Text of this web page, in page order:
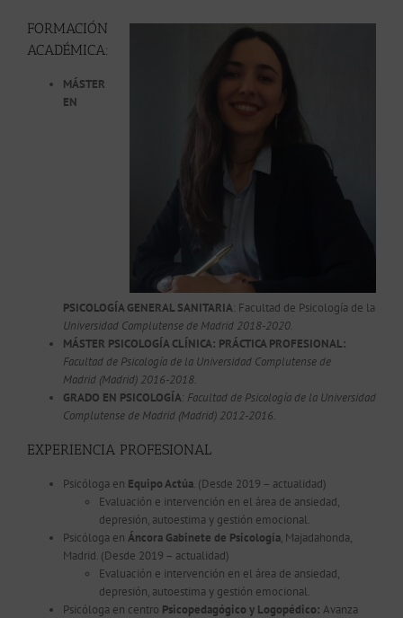
FORMACIÓN
ACADÉMICA:
MÁSTER
EN
PSICOLOGÍA GENERAL SANITARIA: Facultad de Psicología de la
Universidad Complutense de Madrid 2018-2020.
MÁSTER PSICOLOGÍA CLÍNICA: PRÁCTICA PROFESIONAL:
Facultad de Psicología de la Universidad Complutense de
Madrid (Madrid) 2016-2018.
GRADO EN PSICOLOGÍA: Facultad de Psicología de la Universidad
Complutense de Madrid (Madrid) 2012-2016.
EXPERIENCIA PROFESIONAL
Psicóloga en Equipo Actúa. (Desde 2019 – actualidad)
Evaluación e intervención en el área de ansiedad,
depresión, autoestima y gestión emocional.
Psicóloga en Áncora Gabinete de Psicología, Majadahonda,
Madrid. (Desde 2019 – actualidad)
Evaluación e intervención en el área de ansiedad,
depresión, autoestima y gestión emocional.
Psicóloga en centro Psicopedagógico y Logopédico: Avanza